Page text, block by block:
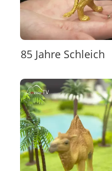
85 Jahre Schleich